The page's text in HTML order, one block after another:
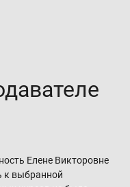
Елене Викторовне
к выбранной